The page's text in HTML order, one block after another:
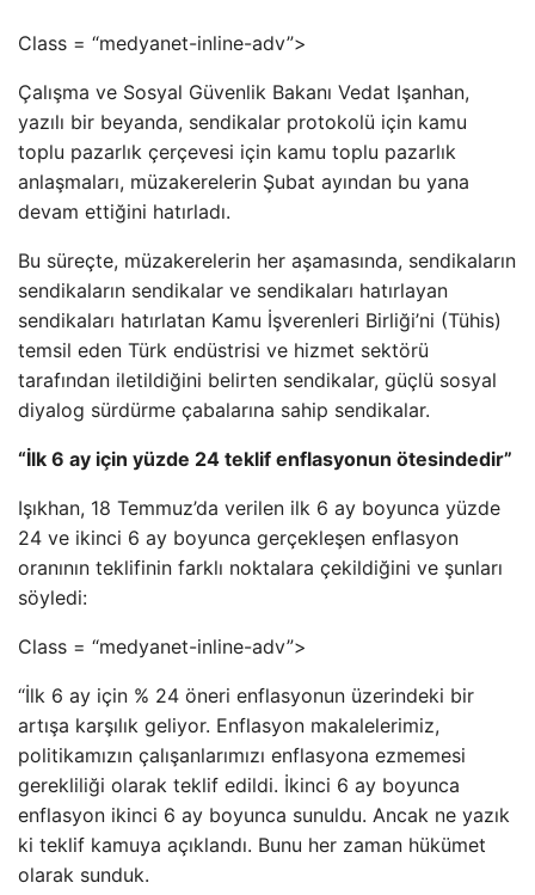
Class = “medyanet-inline-adv”>
Çalışma ve Sosyal Güvenlik Bakanı Vedat Işanhan,
yazılı bir beyanda, sendikalar protokolü için kamu
toplu pazarlık çerçevesi için kamu toplu pazarlık
anlaşmaları, müzakerelerin Şubat ayından bu yana
devam ettiğini hatırladı.
Bu süreçte, müzakerelerin her aşamasında, sendikaların
sendikaların sendikalar ve sendikaları hatırlayan
sendikaları hatırlatan Kamu İşverenleri Birliği’ni (Tühis)
temsil eden Türk endüstrisi ve hizmet sektörü
tarafından iletildiğini belirten sendikalar, güçlü sosyal
diyalog sürdürme çabalarına sahip sendikalar.
“İlk 6 ay için yüzde 24 teklif enflasyonun ötesindedir”
Işıkhan, 18 Temmuz’da verilen ilk 6 ay boyunca yüzde
24 ve ikinci 6 ay boyunca gerçekleşen enflasyon
oranının teklifinin farklı noktalara çekildiğini ve şunları
söyledi:
Class = “medyanet-inline-adv”>
“İlk 6 ay için % 24 öneri enflasyonun üzerindeki bir
artışa karşılık geliyor. Enflasyon makalelerimiz,
politikamızın çalışanlarımızı enflasyona ezmemesi
gerekliliği olarak teklif edildi. İkinci 6 ay boyunca
enflasyon ikinci 6 ay boyunca sunuldu. Ancak ne yazık
ki teklif kamuya açıklandı. Bunu her zaman hükümet
olarak sunduk.